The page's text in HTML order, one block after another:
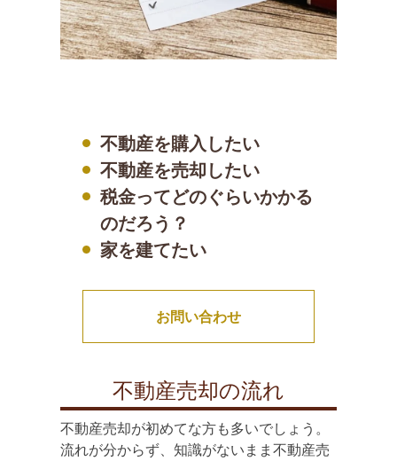
不動産を購入したい
不動産を売却したい
税金ってどのぐらいかかる
のだろう？
家を建てたい
お問い合わせ
不動産売却の流れ
不動産売却が初めてな方も多いでしょう。
流れが分からず、知識がないまま不動産売